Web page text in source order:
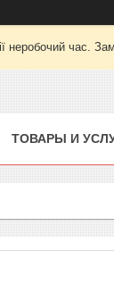
неробочий час.
ТОВАРЫ И